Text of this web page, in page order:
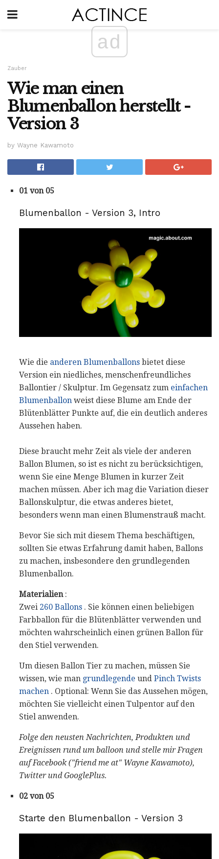
ad
Zauber
Wie man einen
Blumenballon herstellt -
Version 3
by Wayne Kawamoto
01 von 05
Blumenballon - Version 3, Intro
Wie die anderen Blumenballons bietet diese
Version ein niedliches, menschenfreundliches
Ballontier / Skulptur. Im Gegensatz zum einfachen
Blumenballon weist diese Blume am Ende der
Blütenblätter Punkte auf, die ein deutlich anderes
Aussehen haben.
Diese braucht mehr Zeit als viele der anderen
Ballon Blumen, so ist es nicht zu berücksichtigen,
wenn Sie eine Menge Blumen in kurzer Zeit
machen müssen. Aber ich mag die Variation dieser
Ballonskulptur, die etwas anderes bietet,
besonders wenn man einen Blumenstrauß macht.
Bevor Sie sich mit diesem Thema beschäftigen,
sollten Sie etwas Erfahrung damit haben, Ballons
zu machen, insbesondere den grundlegenden
Blumenballon.
Materialien:
Zwei 260 Ballons . Sie können einen beliebigen
Farbballon für die Blütenblätter verwenden und
möchten wahrscheinlich einen grünen Ballon für
den Stiel verwenden.
Um diesen Ballon Tier zu machen, müssen Sie
wissen, wie man grundlegende und Pinch Twists
machen . Optional: Wenn Sie das Aussehen mögen,
möchten Sie vielleicht einen Tulpentor auf den
Stiel anwenden.
Folge den neusten Nachrichten, Produkten und
Ereignissen rund um balloon und stelle mir Fragen
auf Facebook ("friend me at" Wayne Kawamoto),
Twitter und GooglePlus.
02 von 05
Starte den Blumenballon - Version 3